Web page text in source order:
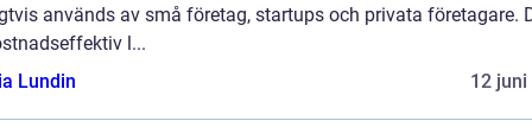
används av små företag, startups och privata företagare.
l...
Lundin
12 juni